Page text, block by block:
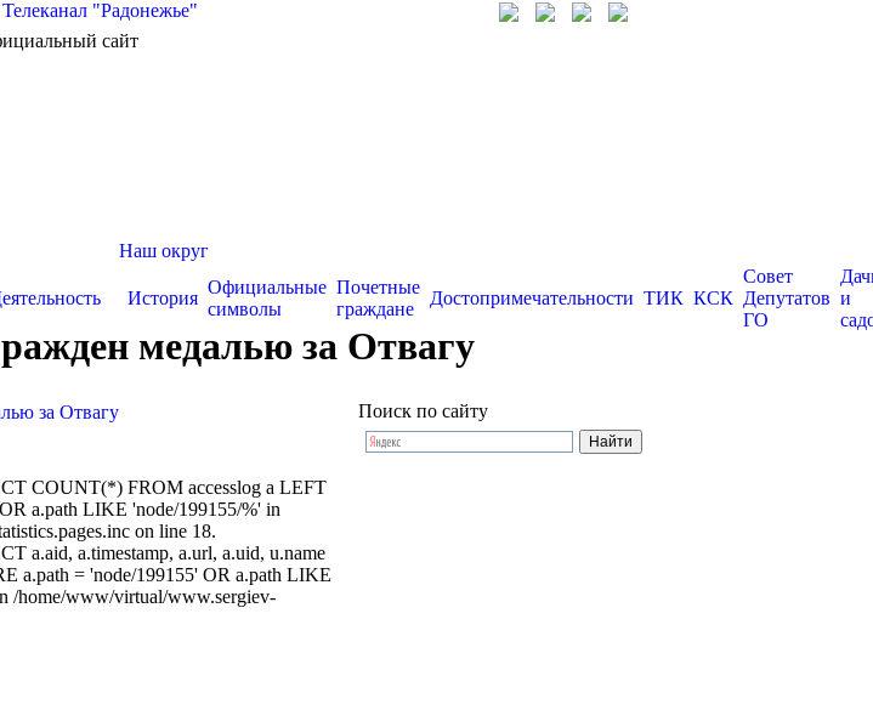
Телеканал "Радонежье"
сайт
Наш округ
История
Официальные
символы
Почетные
граждане
Достопримечательности ТИК КСК
Совет
Депутатов
ГО
и
медалью за Отвагу
за Отвагу
COUNT(*) FROM accesslog a LEFT
a.path LIKE 'node/199155/%' in
on line 18.
a.aid, a.timestamp, a.url, a.uid, u.name
a.path = 'node/199155' OR a.path LIKE
/home/www/virtual/www.sergiev-
Поиск по сайту